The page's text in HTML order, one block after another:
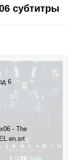
субтитры
6
- The